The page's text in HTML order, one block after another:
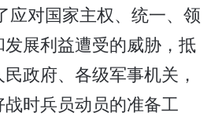
应对国家主权、统一、领
展利益遭受的威胁，抵
政府、各级军事机关，
时兵员动员的准备工